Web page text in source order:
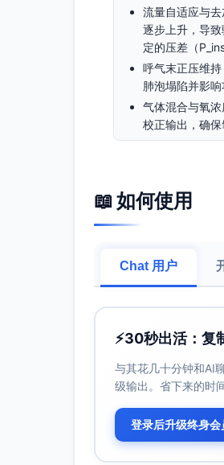
流量自适应与
逐步上升，导
定的压差（
呼气末正压维
肺泡塌陷并影响
气体混合与氧
校正输出，确保
触发与同步（
PID/前馈等算法
氧气与空气
吸气相建立
控制器发出
气道压力沿
在恒压阶段
吸气相终止（
📖 如何使用
Chat 用户
⚡30秒出活：复
与其花几十分钟和AI
级输出。省下来的时
登录后升级终身会